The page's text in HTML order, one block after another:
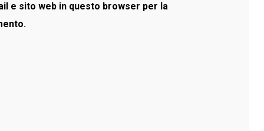
e sito web in questo browser per la